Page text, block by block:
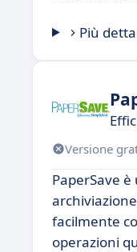
Più
Versione
PaperSave
facilmente
operazioni